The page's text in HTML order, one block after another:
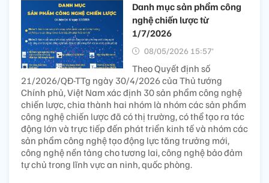
Danh mục sản phẩm công
nghệ chiến lược từ
1/7/2026
08/05/2026 15:57’
Theo Quyết định số
21/2026/QĐ-TTg ngày 30/4/2026 của Thủ tướng
Chính phủ, Việt Nam xác định 30 sản phẩm công nghệ
chiến lược, chia thành hai nhóm là nhóm các sản phẩm
công nghệ chiến lược đã có thị trường, có thể tạo ra tác
động lớn và trực tiếp đến phát triển kinh tế và nhóm các
sản phẩm công nghệ tạo động lực tăng trưởng mới,
công nghệ nền tảng cho tương lai, công nghệ bảo đảm
tự chủ trong lĩnh vực an ninh, quốc phòng.